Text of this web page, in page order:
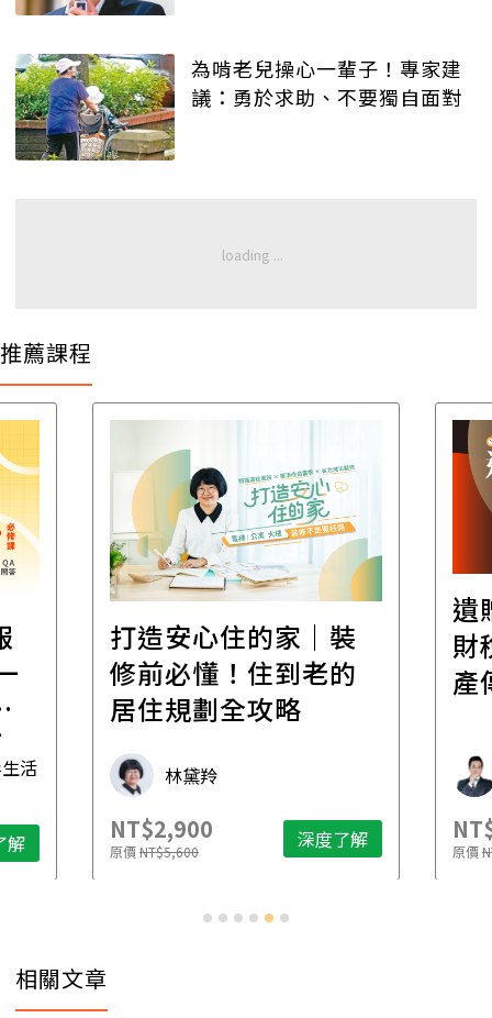
為啃老兒操心一輩子！專家建
議：勇於求助、不要獨自面對
推薦課程
活
解
打造安心住的家｜裝
修前必懂！住到老的
居住規劃全攻略
林黛羚
NT$2,900
原價NT$5,600 深度了解
遺
財
產
原價
相關文章